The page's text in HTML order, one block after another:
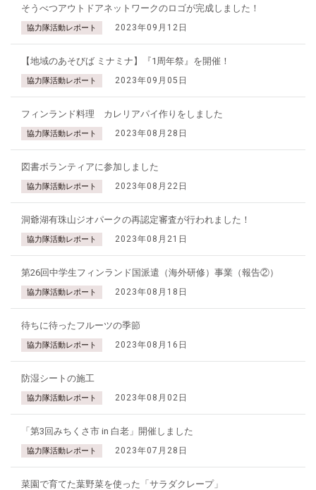
そうべつアウトドアネットワークのロゴが完成しました！
協力隊活動レポート 2023年09月12日
【地域のあそびば ミナミナ】『1周年祭』を開催！
協力隊活動レポート 2023年09月05日
フィンランド料理 カレリアパイ作りをしました
協力隊活動レポート 2023年08月28日
図書ボランティアに参加しました
協力隊活動レポート 2023年08月22日
洞爺湖有珠山ジオパークの再認定審査が行われました！
協力隊活動レポート 2023年08月21日
第26回中学生フィンランド国派遣（海外研修）事業（報告②）
協力隊活動レポート 2023年08月18日
待ちに待ったフルーツの季節
協力隊活動レポート 2023年08月16日
防湿シートの施工
協力隊活動レポート 2023年08月02日
「第3回みちくさ市 in 白老」開催しました
協力隊活動レポート 2023年07月28日
菜園で育てた葉野菜を使った「サラダクレープ」